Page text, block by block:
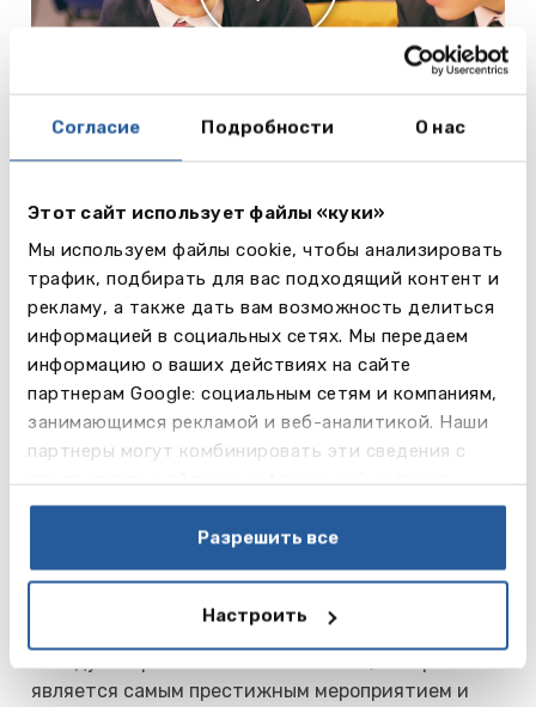
Согласие Подробности О нас
Этот сайт использует файлы «куки»
Мы используем файлы cookie, чтобы анализировать
трафик, подбирать для вас подходящий контент и
рекламу, а также дать вам возможность делиться
информацией в социальных сетях. Мы передаем
информацию о ваших действиях на сайте
партнерам Google: социальным сетям и компаниям,
занимающимся рекламой и веб-аналитикой. Наши
партнеры могут комбинировать эти сведения с
данными, которые они получили при использовании
Разрешить все
Настроить
спорта, а условия для занятий здесь – мирового
национальном и международном уровне как в
индивидуальных, так и в командных видах
спорта. Некоторые традиции зародились сотни
лет назад. Так, например, школьный клуб бега был
основан в 1831 году и считается старейшим в
мире. На выбор учеников представлено более 20
видов спорта: футбол, регби, крикет, гольф,
хоккей на траве, лёгкая атлетика, теннис,
есть собственная лодочная станция и лодочный
клуб The Royal Shrewsbury Boat Club, который был
создан в 1866 году. Школа считается лучшей по
является самым престижным мероприятием и